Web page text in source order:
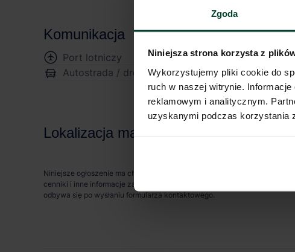
Zgoda
Niniejsza strona korzysta z
Wykorzystujemy pliki cookie do
ruch w naszej witrynie.
reklamowym i analitycznym.
uzyskanymi podczas korzystania
Komunikacja
Port lotniczy 14 km
Autostrada / droga ekspresowa
7 km
Lokalizacja magazynu
Niniejsze ogłoszenie ma charakter wyłącznie informacyjny i nie stanowi
cenniki i inne informacje zawarte na stronie internetowej mogą się
odbywa się po wysłaniu formularza kontaktowego.